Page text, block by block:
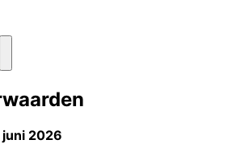
juni 2026